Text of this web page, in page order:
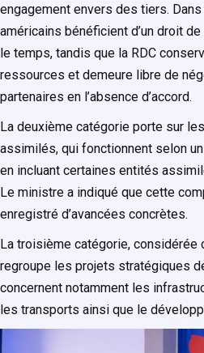
engagement envers des tiers.
américains bénéficient d’un droit
le temps, tandis que la RDC
ressources et demeure libre de
partenaires en l’absence d’accord.
La deuxième catégorie porte sur
assimilés, qui fonctionnent selon
en incluant certaines entités
Le ministre a indiqué que cette
enregistré d’avancées concrètes.
La troisième catégorie, considérée
regroupe les projets stratégiques
concernent notamment les
les transports ainsi que le